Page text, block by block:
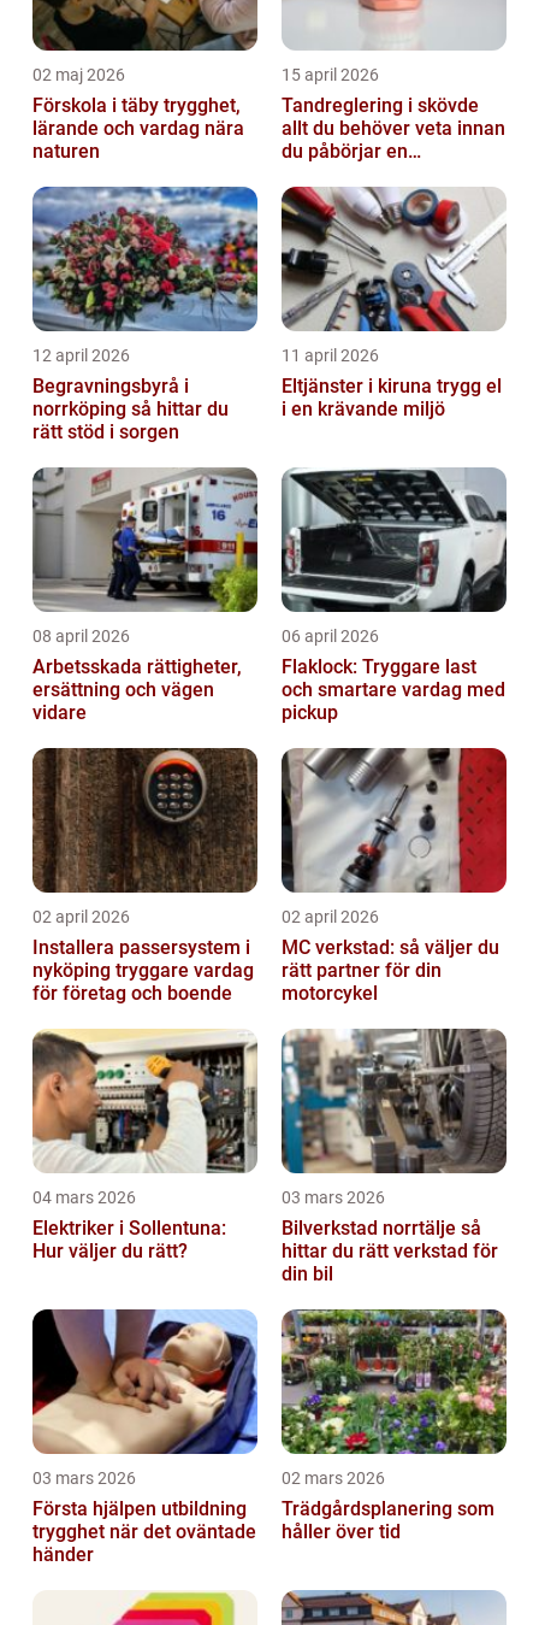
02 maj 2026
Förskola i täby trygghet,
lärande och vardag nära
naturen
15 april 2026
Tandreglering i skövde
allt du behöver veta innan
du påbörjar en
12 april 2026
Begravningsbyrå i
norrköping så hittar du
rätt stöd i sorgen
11 april 2026
Eltjänster i kiruna trygg el
i en krävande miljö
08 april 2026
Arbetsskada rättigheter,
ersättning och vägen
vidare
06 april 2026
Flaklock: Tryggare last
och smartare vardag med
pickup
02 april 2026
Installera passersystem i
nyköping tryggare vardag
för företag och boende
02 april 2026
MC verkstad: så väljer du
rätt partner för din
motorcykel
04 mars 2026
Elektriker i Sollentuna:
Hur väljer du rätt?
03 mars 2026
Bilverkstad norrtälje så
hittar du rätt verkstad för
din bil
03 mars 2026
Första hjälpen utbildning
trygghet när det oväntade
händer
02 mars 2026
Trädgårdsplanering som
håller över tid